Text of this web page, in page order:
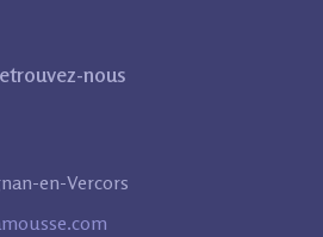
nous
en-Vercors